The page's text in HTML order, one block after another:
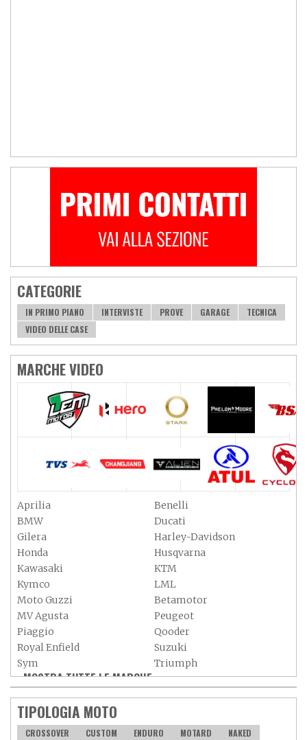
CATEGORIE
IN PRIMO PIANO INTERVISTE PROVE GARAGE
TECNICA
VIDEO DELLE CASE
MARCHE VIDEO
Aprilia
Benelli
BMW
Ducati
Gilera
Harley-Davidson
Honda
Husqvarna
Kawasaki
KTM
Kymco
LML
Moto Guzzi
Betamotor
MV Agusta
Peugeot
Piaggio
Qooder
Royal Enfield
Suzuki
Sym
Triumph
Vespa
Yamaha
Adiva
Adly
Aeon
Axy
Baotian
MOSTRA TUTTE LE MARCHE »
TIPOLOGIA MOTO
CROSSOVER CUSTOM ENDURO MOTARD
NAKED